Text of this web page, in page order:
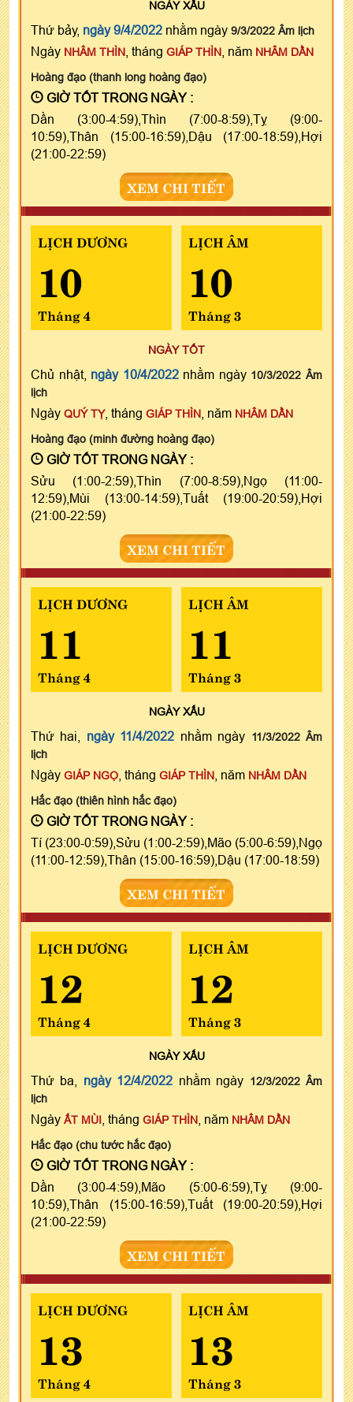
NGÀYXẤU
Thứ bảy, ngày 9/4/2022 nhằm ngày 9/3/2022 Âm lịch
Ngày NHÂM THÌN , tháng GIÁP THÌN , năm NHÂM DẦN
Hoàng đạo (thanh long hoàng đạo)
GIỜ TỐT TRONG NGÀY :
Dần (3:00-4:59),Thìn (7:00-8:59),Tỵ (9:00-
10:59),Thân (15:00-16:59),Dậu (17:00-18:59),Hợi
(21:00-22:59)
XEM CHI TIẾT
LỊCH DƯƠNG
10
Tháng 4
LỊCH ÂM
10
Tháng 3
NGÀY TỐT
Chủ nhật, ngày 10/4/2022nhằm ngày 10/3/2022 Âm
lịch
Ngày QUÝ TỴ, tháng GIÁP THÌN , năm NHÂM DẦN
Hoàng đạo (minh đường hoàng đạo)
GIỜ TỐT TRONG NGÀY :
Sửu (1:00-2:59),Thìn (7:00-8:59),Ngọ (11:00-
12:59),Mùi (13:00-14:59),Tuất (19:00-20:59),Hợi
(21:00-22:59)
XEM CHI TIẾT
LỊCH DƯƠNG
11
Tháng 4
LỊCH ÂM
11
Tháng 3
NGÀYXẤU
Thứ hai, ngày 11/4/2022 nhằm ngày 11/3/2022 Âm
lịch
Ngày GIÁP NGỌ , tháng GIÁP THÌN , năm NHÂM DẦN
Hắc đạo (thiên hình hắc đạo)
GIỜ TỐT TRONG NGÀY :
Tí (23:00-0:59),Sửu (1:00-2:59),Mão (5:00-6:59),Ngọ
(11:00-12:59),Thân (15:00-16:59),Dậu (17:00-18:59)
XEM CHI TIẾT
LỊCH DƯƠNG
12
Tháng 4
LỊCH ÂM
12
Tháng 3
NGÀYXẤU
Thứ ba, ngày 12/4/2022 nhằm ngày 12/3/2022 Âm
lịch
Ngày ẤT MÙI , tháng GIÁP THÌN , năm NHÂM DẦN
Hắc đạo (chu tước hắc đạo)
GIỜ TỐT TRONG NGÀY :
Dần (3:00-4:59),Mão (5:00-6:59),Tỵ (9:00-
10:59),Thân (15:00-16:59),Tuất (19:00-20:59),Hợi
(21:00-22:59)
XEM CHI TIẾT
LỊCH DƯƠNG
13
Tháng 4
LỊCH ÂM
13
Tháng 3